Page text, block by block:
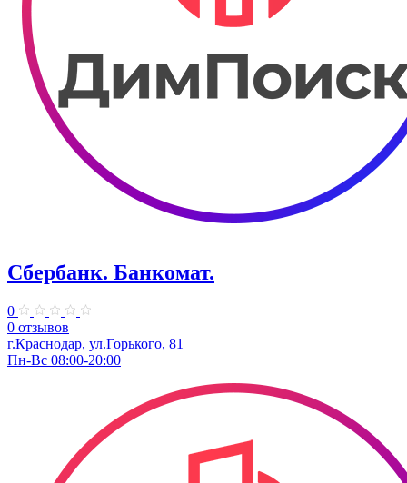
Сбербанк. Банкомат.
0
0 отзывов
​г.Краснодар, ул.​Горького, 81
Пн-Вс 08:00-20:00